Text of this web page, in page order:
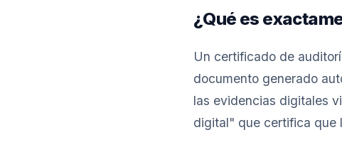
¿Qué es
Un certificado de
documento generado
las evidencias digitales
digital" que certifica que